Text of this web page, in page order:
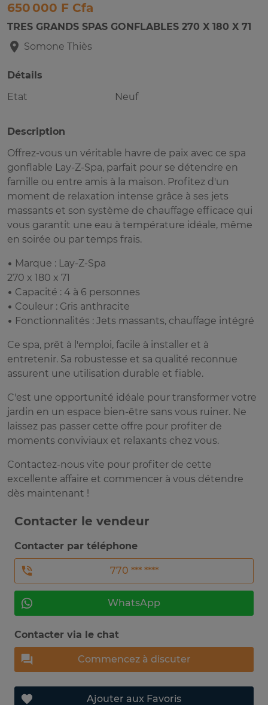
650 000 F Cfa
TRES GRANDS SPAS GONFLABLES 270 X 180 X 71
Somone Thiès
Détails
Etat
Neuf
Description
Offrez-vous un véritable havre de paix avec ce spa
gonflable Lay-Z-Spa, parfait pour se détendre en
famille ou entre amis à la maison. Profitez d'un
moment de relaxation intense grâce à ses jets
massants et son système de chauffage efficace qui
vous garantit une eau à température idéale, même
en soirée ou par temps frais.
• Marque : Lay-Z-Spa
270 x 180 x 71
• Capacité : 4 à 6 personnes
• Couleur : Gris anthracite
• Fonctionnalités : Jets massants, chauffage intégré
Ce spa, prêt à l'emploi, facile à installer et à
entretenir. Sa robustesse et sa qualité reconnue
assurent une utilisation durable et fiable.
C'est une opportunité idéale pour transformer votre
jardin en un espace bien-être sans vous ruiner. Ne
laissez pas passer cette offre pour profiter de
moments conviviaux et relaxants chez vous.
Contactez-nous vite pour profiter de cette
excellente affaire et commencer à vous détendre
dès maintenant !
Contacter le vendeur
Contacter par téléphone
770 *** ****
WhatsApp
Contacter via le chat
Commencez à discuter
Ajouter aux Favoris